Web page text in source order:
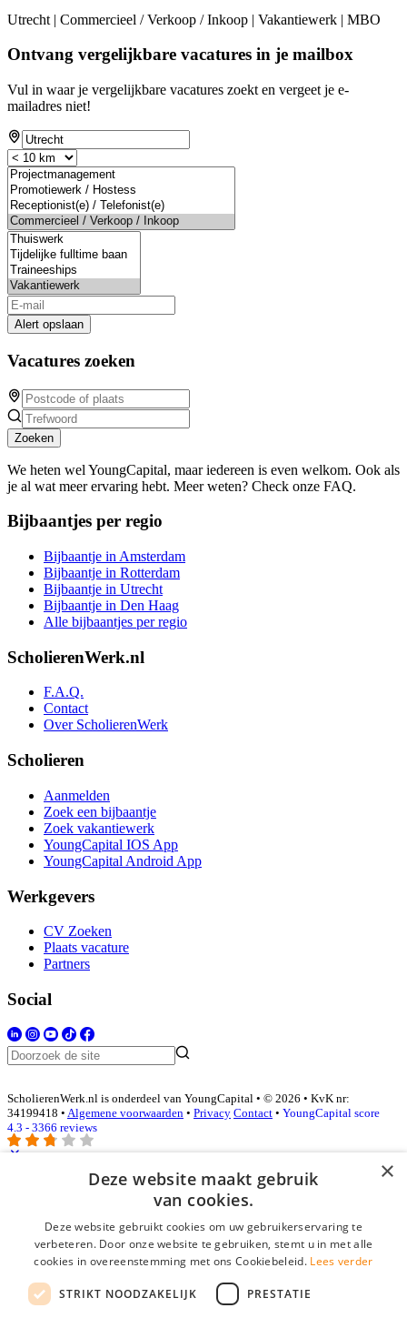
Utrecht | Commercieel / Verkoop / Inkoop | Vakantiewerk | MBO
Ontvang vergelijkbare vacatures in je mailbox
Vul in waar je vergelijkbare vacatures zoekt en vergeet je e-
mailadres niet!
Alert opslaan
Vacatures zoeken
Zoeken
We heten wel YoungCapital, maar iedereen is even welkom. Ook als
je al wat meer ervaring hebt. Meer weten? Check onze FAQ.
Bijbaantjes per regio
Bijbaantje in Amsterdam
Bijbaantje in Rotterdam
Bijbaantje in Utrecht
Bijbaantje in Den Haag
Alle bijbaantjes per regio
ScholierenWerk.nl
F.A.Q.
Contact
Over ScholierenWerk
Scholieren
Aanmelden
Zoek een bijbaantje
Zoek vakantiewerk
YoungCapital IOS App
YoungCapital Android App
Werkgevers
CV Zoeken
Plaats vacature
Partners
Social
ScholierenWerk.nl is onderdeel van YoungCapital • © 2026 • KvK nr:
34199418 • Algemene voorwaarden • Privacy Contact • YoungCapital score
4.3 - 3366 reviews
E-mail*
Wachtwoord
login gegevens onthouden
×
Deze website maakt gebruik
van cookies.
Deze website gebruikt cookies om uw gebruikerservaring te
verbeteren. Door onze website te gebruiken, stemt u in met alle
cookies in overeenstemming met ons Cookiebeleid. Lees verder
STRIKT NOODZAKELIJK PRESTATIE